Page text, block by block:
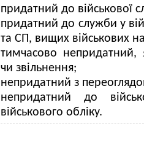
придатний до військової
придатний до служби у
та СП, вищих військових
тимчасово непридатний,
чи звільнення;
непридатний з
непридатний до
військового обліку.